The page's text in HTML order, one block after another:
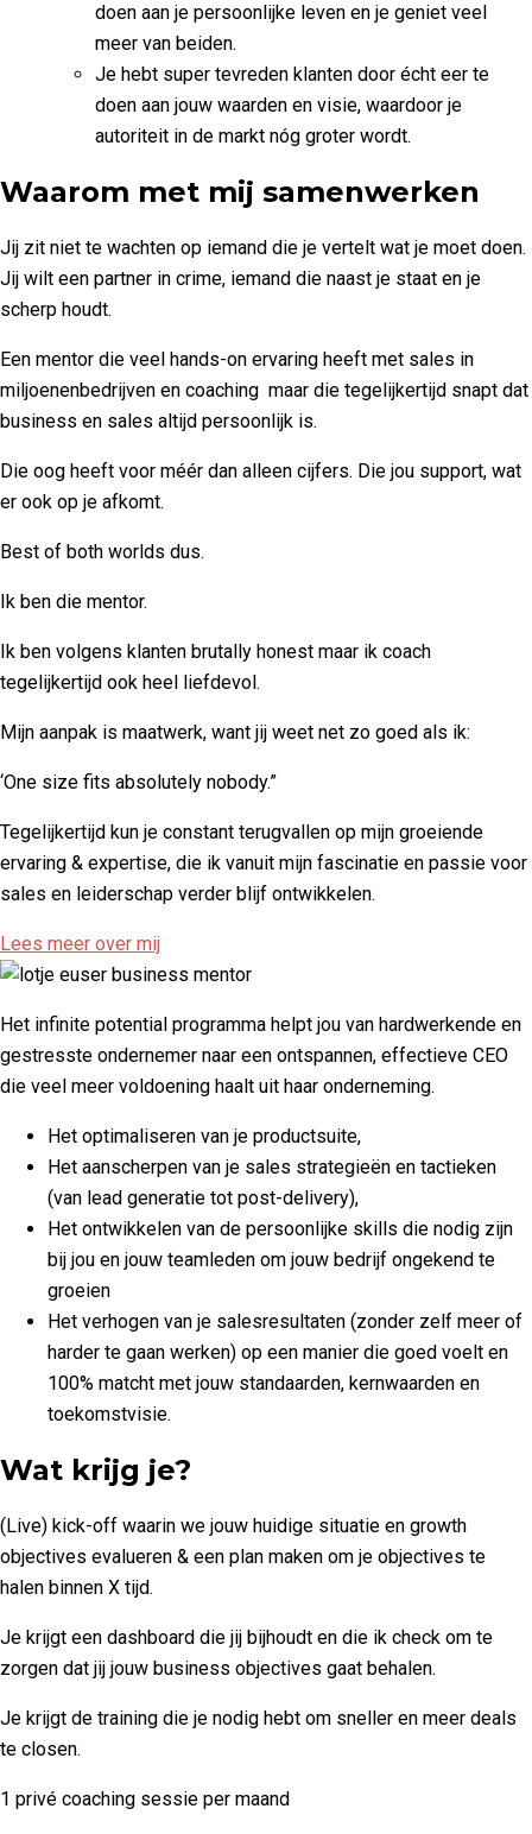
doen aan je persoonlijke leven en je geniet veel
meer van beiden.
Je hebt super tevreden klanten door écht eer te
doen aan jouw waarden en visie, waardoor je
autoriteit in de markt nóg groter wordt.
Waarom met mij samenwerken
Jij zit niet te wachten op iemand die je vertelt wat je moet doen.
Jij wilt een partner in crime, iemand die naast je staat en je
scherp houdt.
Een mentor die veel hands-on ervaring heeft met sales in
miljoenenbedrijven en coaching maar die tegelijkertijd snapt dat
business en sales altijd persoonlijk is.
Die oog heeft voor méér dan alleen cijfers. Die jou support, wat
er ook op je afkomt.
Best of both worlds dus.
Ik ben die mentor.
Ik ben volgens klanten brutally honest maar ik coach
tegelijkertijd ook heel liefdevol.
Mijn aanpak is maatwerk, want jij weet net zo goed als ik:
‘One size fits absolutely nobody.”
Tegelijkertijd kun je constant terugvallen op mijn groeiende
ervaring & expertise, die ik vanuit mijn fascinatie en passie voor
sales en leiderschap verder blijf ontwikkelen.
Lees meer over mij
Het infinite potential programma helpt jou van hardwerkende en
gestresste ondernemer naar een ontspannen, effectieve CEO
die veel meer voldoening haalt uit haar onderneming.
Het optimaliseren van je productsuite,
Het aanscherpen van je sales strategieën en tactieken
(van lead generatie tot post-delivery),
Het ontwikkelen van de persoonlijke skills die nodig zijn
bij jou en jouw teamleden om jouw bedrijf ongekend te
groeien
Het verhogen van je salesresultaten (zonder zelf meer of
harder te gaan werken) op een manier die goed voelt en
100% matcht met jouw standaarden, kernwaarden en
toekomstvisie.
Wat krijg je?
(Live) kick-off waarin we jouw huidige situatie en growth
objectives evalueren & een plan maken om je objectives te
halen binnen X tijd.
Je krijgt een dashboard die jij bijhoudt en die ik check om te
zorgen dat jij jouw business objectives gaat behalen.
Je krijgt de training die je nodig hebt om sneller en meer deals
te closen.
1 privé coaching sessie per maand